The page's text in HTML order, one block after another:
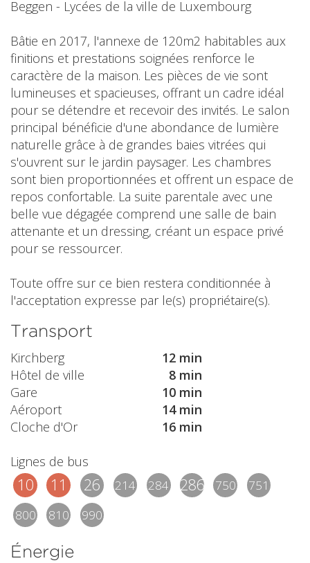
Beggen - Lycées de la ville de Luxembourg
Bâtie en 2017, l'annexe de 120m2 habitables aux
finitions et prestations soignées renforce le
caractère de la maison. Les pièces de vie sont
lumineuses et spacieuses, offrant un cadre idéal
pour se détendre et recevoir des invités. Le salon
principal bénéficie d'une abondance de lumière
naturelle grâce à de grandes baies vitrées qui
s'ouvrent sur le jardin paysager. Les chambres
sont bien proportionnées et offrent un espace de
repos confortable. La suite parentale avec une
belle vue dégagée comprend une salle de bain
attenante et un dressing, créant un espace privé
pour se ressourcer.
Toute offre sur ce bien restera conditionnée à
l'acceptation expresse par le(s) propriétaire(s).
Transport
Kirchberg
12 min
Hôtel de ville
8 min
Gare
10 min
Aéroport
14 min
Cloche d'Or
16 min
Lignes de bus
10 11 26 214 284 2865750
751
800
810 990
Énergie